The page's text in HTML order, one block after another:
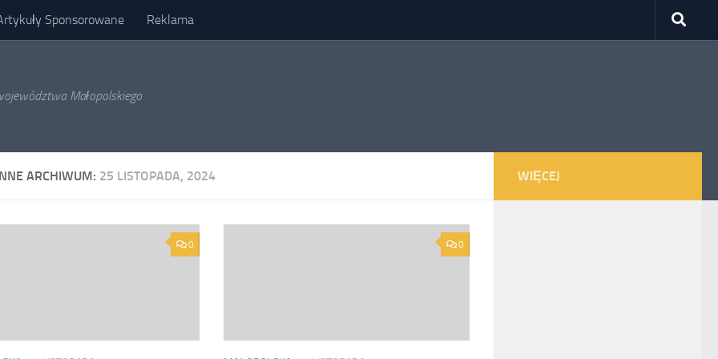
Sponsorowane Reklama
Małopolskiego
ARCHIWUM: 25 LISTOPADA, 2024
0 0
WIĘCEJ